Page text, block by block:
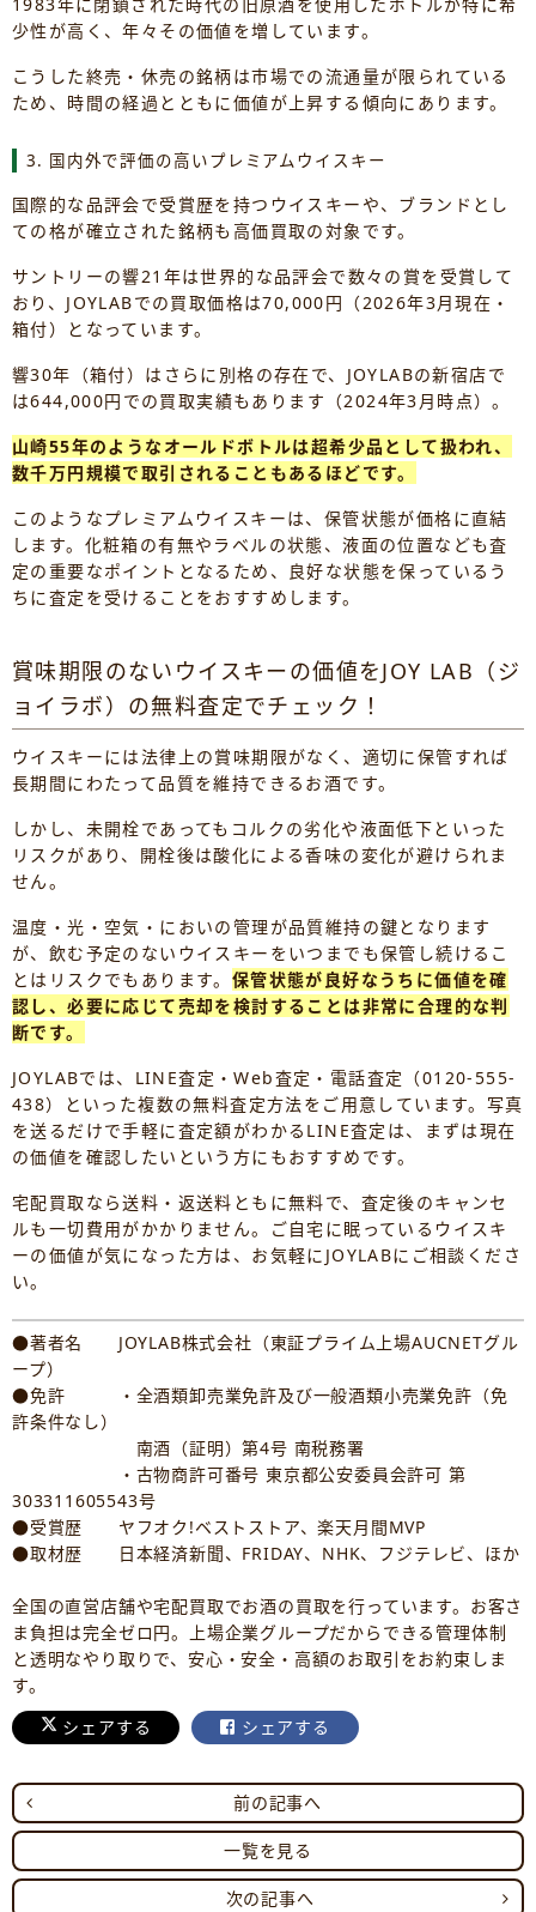
少性が高く、年々その価値を増しています。
こうした終売・休売の銘柄は市場での流通量が限られている
ため、時間の経過とともに価値が上昇する傾向にあります。
3. 国内外で評価の高いプレミアムウイスキー
国際的な品評会で受賞歴を持つウイスキーや、ブランドとし
ての格が確立された銘柄も高価買取の対象です。
サントリーの響21年は世界的な品評会で数々の賞を受賞して
おり、JOYLABでの買取価格は70,000円（2026年3月現在・
箱付）となっています。
響30年（箱付）はさらに別格の存在で、JOYLABの新宿店で
は644,000円での買取実績もあります（2024年3月時点）。
山崎55年のようなオールドボトルは超希少品として扱われ、
数千万円規模で取引されることもあるほどです。
このようなプレミアムウイスキーは、保管状態が価格に直結
します。化粧箱の有無やラベルの状態、液面の位置なども査
定の重要なポイントとなるため、良好な状態を保っているう
ちに査定を受けることをおすすめします。
賞味期限のないウイスキーの価値をJOY LAB（ジ
ョイラボ）の無料査定でチェック！
ウイスキーには法律上の賞味期限がなく、適切に保管すれば
長期間にわたって品質を維持できるお酒です。
しかし、未開栓であってもコルクの劣化や液面低下といった
リスクがあり、開栓後は酸化による香味の変化が避けられま
せん。
温度・光・空気・においの管理が品質維持の鍵となります
が、飲む予定のないウイスキーをいつまでも保管し続けるこ
とはリスクでもあります。 保管状態が良好なうちに価値を確
認し、必要に応じて売却を検討することは非常に合理的な判
断です。
JOYLABでは、LINE査定・Web査定・電話査定（0120-555-
438）といった複数の無料査定方法をご用意しています。写真
を送るだけで手軽に査定額がわかるLINE査定は、まずは現在
の価値を確認したいという方にもおすすめです。
宅配買取なら送料・返送料ともに無料で、査定後のキャンセ
ルも一切費用がかかりません。ご自宅に眠っているウイスキ
ーの価値が気になった方は、お気軽にJOYLABにご相談くださ
い。
●著者名 JOYLAB株式会社（東証プライム上場AUCNETグル
ープ）
●免許 ・全酒類卸売業免許及び一般酒類小売業免許（免
許条件なし）
南酒（証明）第4号 南税務署
・古物商許可番号 東京都公安委員会許可 第
303311605543号
●受賞歴 ヤフオク!ベストストア、楽天月間MVP
●取材歴 日本経済新聞、FRIDAY、NHK、フジテレビ、ほか
全国の直営店舗や宅配買取でお酒の買取を行っています。お客さ
ま負担は完全ゼロ円。上場企業グループだからできる管理体制
と透明なやり取りで、安心・安全・高額のお取引をお約束しま
す。
シェアする
シェアする
前の記事へ
一覧を見る
次の記事へ